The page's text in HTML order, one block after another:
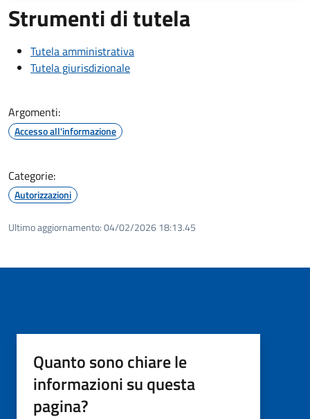
Strumenti di tutela
Tutela amministrativa
Tutela giurisdizionale
Argomenti:
Accesso all'informazione
Categorie:
Autorizzazioni
Ultimo aggiornamento:04/02/2026 18:13.45
Quanto sono chiare le
informazioni su questa
pagina?